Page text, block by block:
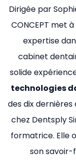
Dirigée par
CONCEPT met
expertise
cabinet
solide
technologies
des dix
chez Dentsply
formatrice. Elle
son savoir-